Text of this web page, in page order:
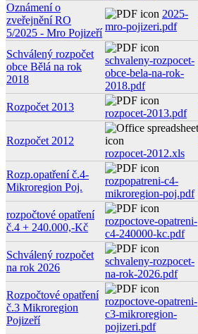
Oznámení o
zveřejnění RO
5/2025 - Mro Pojizeří
2025-
mro-pojizeri.pdf
Schválený rozpočet
obce Bělá na rok
2018
schvaleny-rozpocet-
obce-bela-na-rok-
2018.pdf
Rozpočet 2013
rozpocet-2013.pdf
Rozpočet 2012
rozpocet-2012.xls
Rozp.opatření č.4-
Mikroregion Poj.
rozpopatreni-c4-
mikroregion-poj.pdf
rozpočtové opatření
č.4 + 240.000,-Kč
rozpoctove-opatreni-
c4-240000-kc.pdf
Schválený rozpočet
na rok 2026
schvaleny-rozpocet-
na-rok-2026.pdf
Rozpočtové opatření
č.3 Mikroregion
Pojizeří
rozpoctove-opatreni-
c3-mikroregion-
pojizeri.pdf